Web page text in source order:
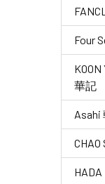
FANCL
Four
華記
Asahi
CHAO